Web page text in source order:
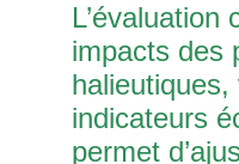
L’évaluation
impacts des
halieutiques,
indicateurs
permet